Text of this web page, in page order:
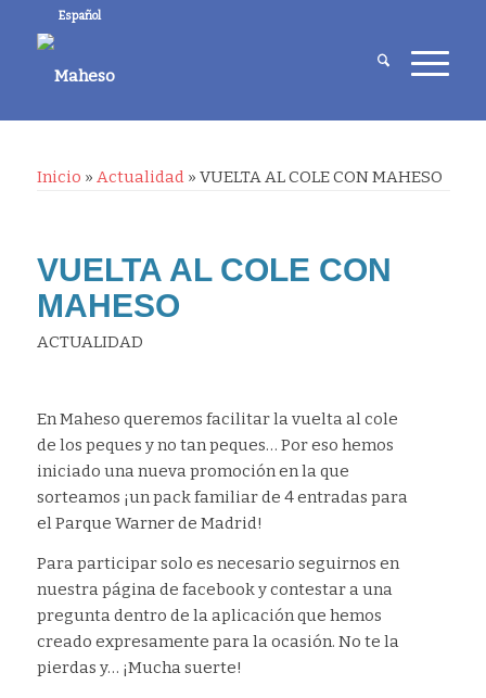
Español
Inicio » Actualidad» VUELTA AL COLE CON MAHESO
VUELTA AL COLE CON
MAHESO
ACTUALIDAD
En Maheso queremos facilitar la vuelta al cole
de los peques y no tan peques… Por eso hemos
iniciado una nueva promoción en la que
sorteamos ¡un pack familiar de 4 entradas para
el Parque Warner de Madrid!
Para participar solo es necesario seguirnos en
nuestra página de facebook y contestar a una
pregunta dentro de la aplicación que hemos
creado expresamente para la ocasión. No te la
pierdas y… ¡Mucha suerte!